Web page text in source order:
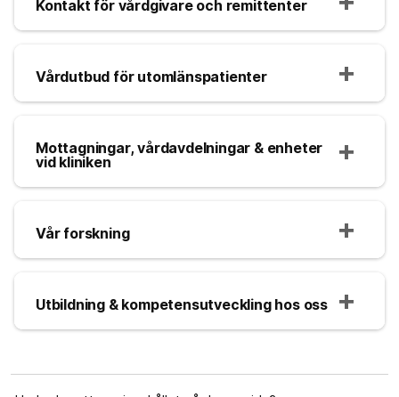
Kontakt för vårdgivare och remittenter
Vårdutbud för utomlänspatienter
Mottagningar, vårdavdelningar & enheter
vid kliniken
Vår forskning
Utbildning & kompetensutveckling hos oss